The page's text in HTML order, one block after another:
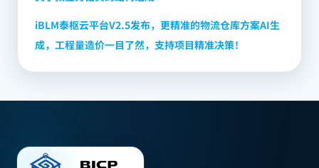
iBLM泰枢云平台V2.5发布，更精准的物流仓库方案AI生
成，工程量造价一目了然，支持项目精准决策！